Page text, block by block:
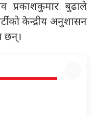
प्रकाशकुमार बुढाले
केन्द्रीय अनुशासन
छन्।